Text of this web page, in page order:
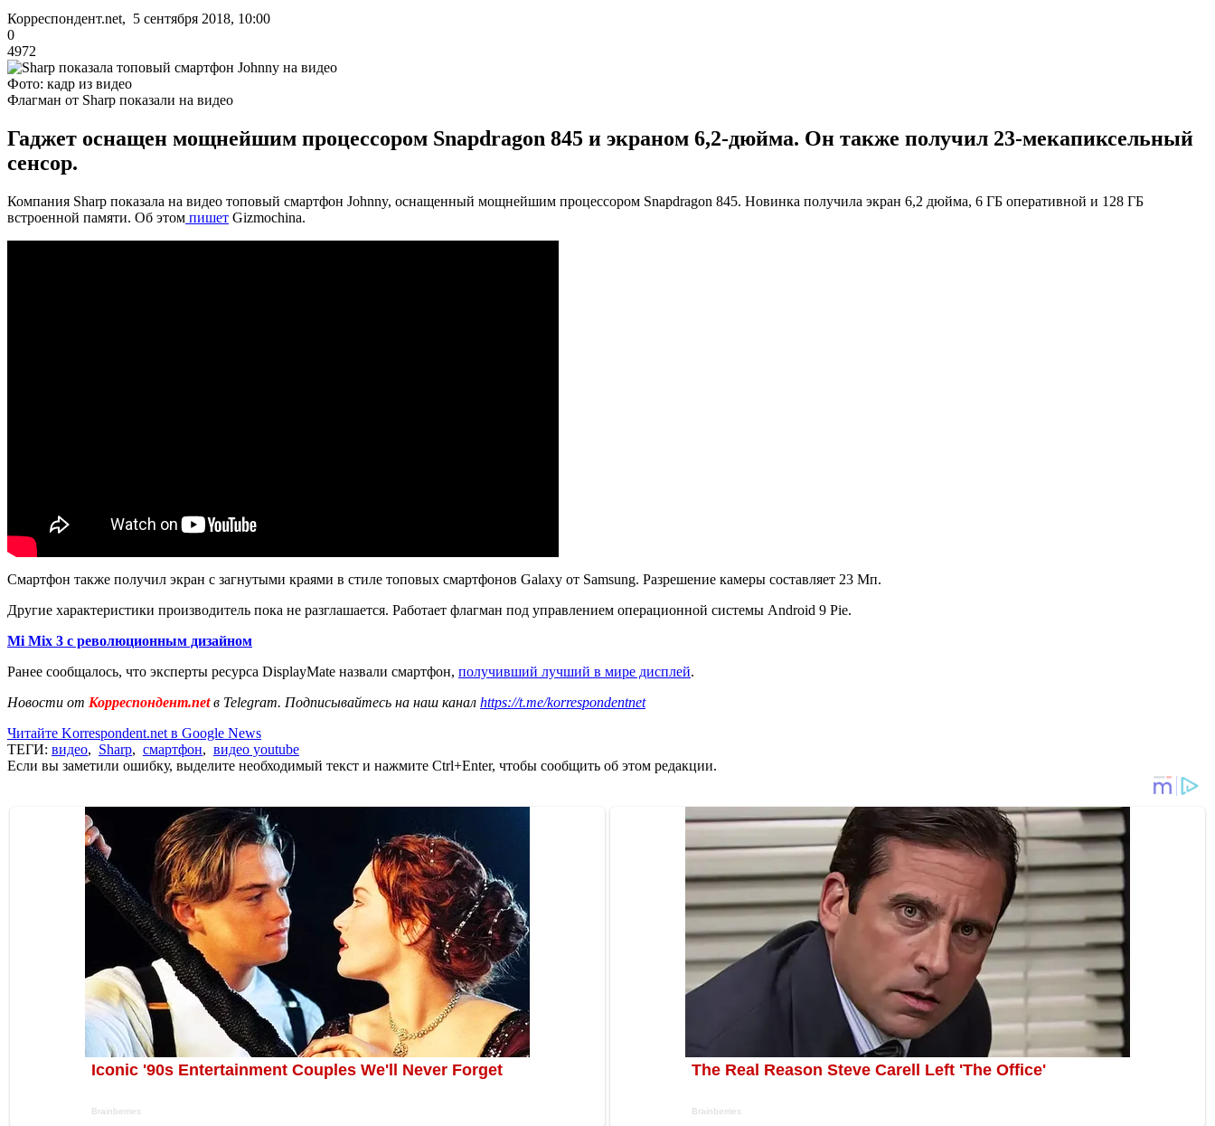
Корреспондент.net, 5 сентября 2018, 10:00
0
4972
Фото: кадр из видео
Флагман от Sharp показали на видео
Гаджет оснащен мощнейшим процессором Snapdragon 845 и экраном 6,2-дюйма. Он также получил 23-мекапиксельный
сенсор.
Компания Sharp показала на видео топовый смартфон Johnny, оснащенный мощнейшим процессором Snapdragon 845. Новинка получила экран 6,2 дюйма, 6 ГБ оперативной и 128 ГБ
встроенной памяти. Об этом пишет Gizmochina.
Смартфон также получил экран с загнутыми краями в стиле топовых смартфонов Galaxy от Samsung. Разрешение камеры составляет 23 Мп.
Другие характеристики производитель пока не разглашается. Работает флагман под управлением операционной системы Android 9 Pie.
Mi Mix 3 с революционным дизайном
Ранее сообщалось, что эксперты ресурса DisplayMate назвали смартфон, получивший лучший в мире дисплей.
Новости от Корреспондент.netв Telegram. Подписывайтесь на наш канал https://t.me/korrespondentnet
Читайте Korrespondent.net в Google News
ТЕГИ: видео, Sharp, смартфон, видео youtube
Если вы заметили ошибку, выделите необходимый текст и нажмите Ctrl+Enter, чтобы сообщить об этом редакции.